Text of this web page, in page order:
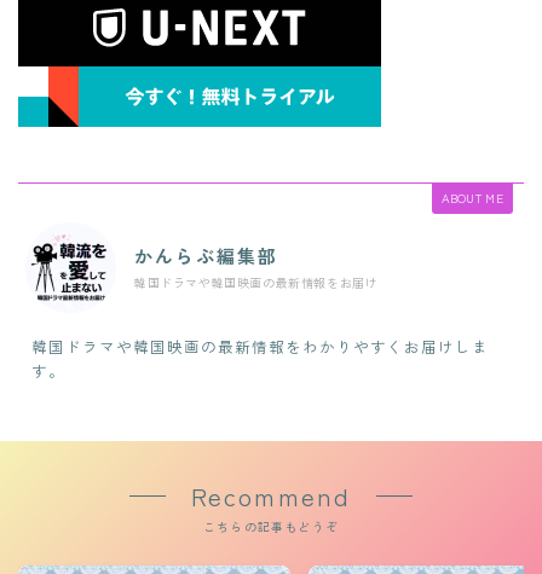
ABOUT ME
かんらぶ編集部
韓国ドラマや韓国映画の最新情報をお届け
韓国ドラマや韓国映画の最新情報をわかりやすくお届けしま
す。
Recommend
こちらの記事もどうぞ